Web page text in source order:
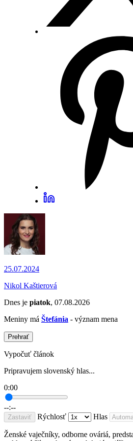
25.07.2024
Nikol Kaštierová
Dnes je piatok, 07.08.2026
Meniny má Štefánia - význam mena
Prehrať
Vypočuť článok
Pripravujem slovenský hlas...
0:00
--:--
Zastaviť Rýchlosť Hlas
Ženské vaječníky, odborne ováriá,